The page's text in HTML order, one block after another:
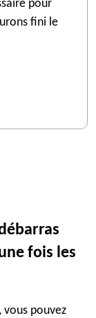
pour
fini le
fois les
vous pouvez